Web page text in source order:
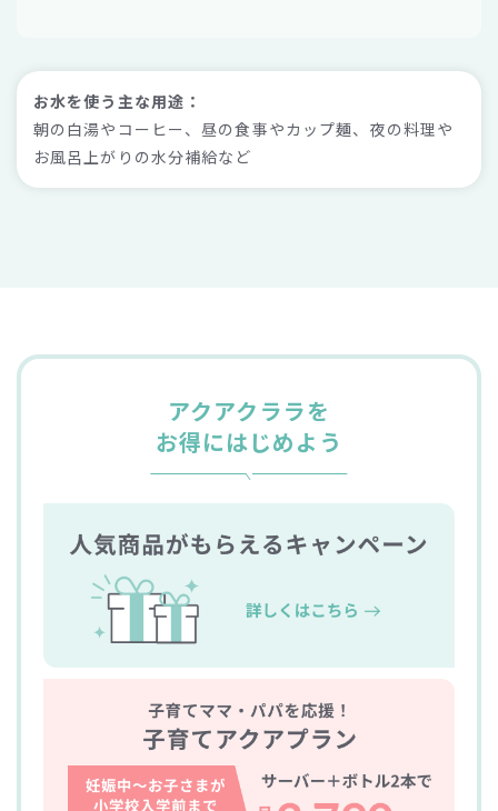
お水を使う主な用途：
朝の白湯やコーヒー、昼の食事やカップ麺、夜の料理や
お風呂上がりの水分補給など
アクアクララを
お得にはじめよう